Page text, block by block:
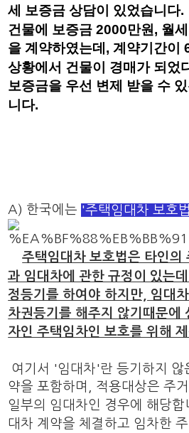
세 보증금 상담이 있었습니다
건물에 보증금 2000만원, 월
을 계약하였는데, 계약기간이
상황에서 건물이 경매가 되었
보증금을 우선 변제 받을 수
니다.
A) 한국에는 '주택임대차 보호
주택임대차 보호법은 타인의
과 임대차에 관한 규정이 있는
정등기를 하여야 하지만, 임대
차권등기를 해주지 않기때문에
자인 주택임차인 보호를 위해
여기서 '임대차'란 등기하지 않
약을 포함하며, 적용대상은 주
일부의 임대차인 경우에 해당합
대차 계약을 체결하고 임차한